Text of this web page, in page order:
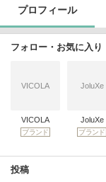
プロフィール
フォロー・お気に入り
VICOLA
VICOLA
ブランド
JoluXe
JoluXe
ブランド
投稿